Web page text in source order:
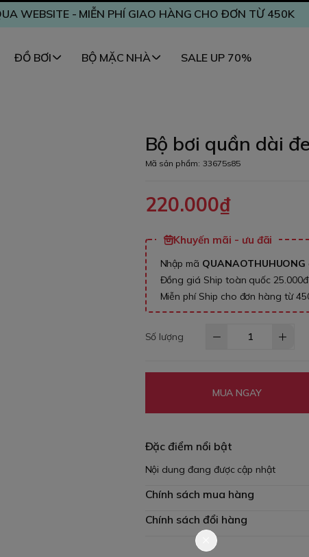
WEBSITE - MIỄN PHÍ GIAO HÀNG CHO ĐƠN TỪ 450K
ĐỒ BƠI BỘ MẶC NHÀ SALE UP 70%
Bộ bơi quần dài
Mã sản phẩm: 33675s85
220.000₫
Khuyến mãi - ưu đãi
Nhập mã QUANAOTHUHUONG
Đồng giá Ship toàn quốc 25.000đ
Miễn phí Ship cho đơn hàng từ
Số lượng
MUA NGAY
Đặc điểm nổi bật
Nội dung đang được cập nhật
Chính sách mua hàng
Chính sách đổi hàng